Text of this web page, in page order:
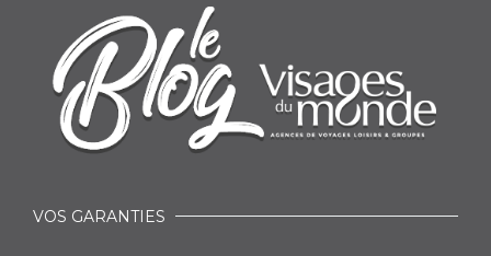
VOS GARANTIES